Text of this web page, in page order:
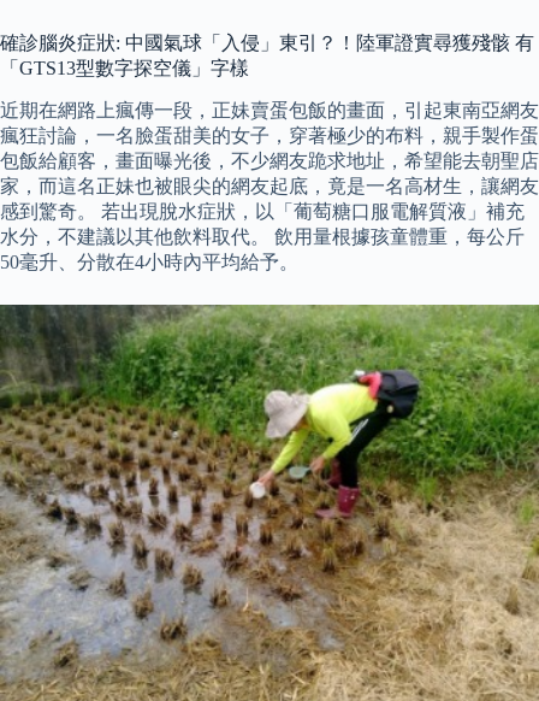
確診腦炎症狀: 中國氣球「入侵」東引？！陸軍證實尋獲殘骸 有
「GTS13型數字探空儀」字樣
近期在網路上瘋傳一段，正妹賣蛋包飯的畫面，引起東南亞網友
瘋狂討論，一名臉蛋甜美的女子，穿著極少的布料，親手製作蛋
包飯給顧客，畫面曝光後，不少網友跪求地址，希望能去朝聖店
家，而這名正妹也被眼尖的網友起底，竟是一名高材生，讓網友
感到驚奇。 若出現脫水症狀，以「葡萄糖口服電解質液」補充
水分，不建議以其他飲料取代。 飲用量根據孩童體重，每公斤
50毫升、分散在4小時內平均給予。